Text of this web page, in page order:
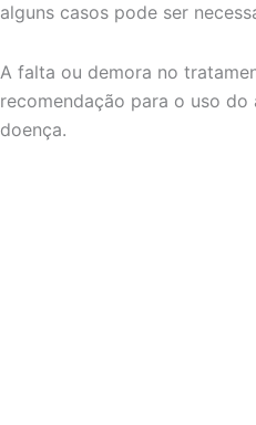
alguns casos pode ser
A falta ou demora no
recomendação para o uso
doença.